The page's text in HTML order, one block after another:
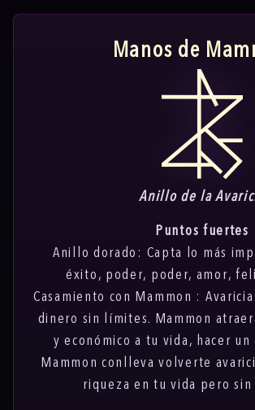
Manos de
Anillo de la
Puntos fuertes
Anillo dorado: Capta lo más
éxito, poder, poder, amor,
Casamiento con Mammon :
dinero sin límites. Mammon
y económico a tu vida, hacer un
Mammon conlleva volverte
riqueza en tu vida pero sin